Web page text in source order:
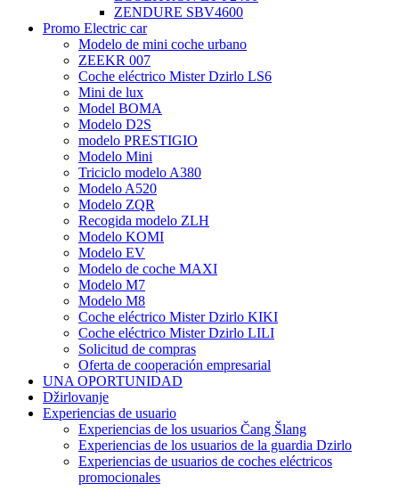
ZENDURE SBV4600
Promo Electric car
Modelo de mini coche urbano
ZEEKR 007
Coche eléctrico Mister Dzirlo LS6
Mini de lux
Model BOMA
Modelo D2S
modelo PRESTIGIO
Modelo Mini
Triciclo modelo A380
Modelo A520
Modelo ZQR
Recogida modelo ZLH
Modelo KOMI
Modelo EV
Modelo de coche MAXI
Modelo M7
Modelo M8
Coche eléctrico Mister Dzirlo KIKI
Coche eléctrico Mister Dzirlo LILI
Solicitud de compras
Oferta de cooperación empresarial
UNA OPORTUNIDAD
Džirlovanje
Experiencias de usuario
Experiencias de los usuarios Čang Šlang
Experiencias de los usuarios de la guardia Dzirlo
Experiencias de usuarios de coches eléctricos
promocionales